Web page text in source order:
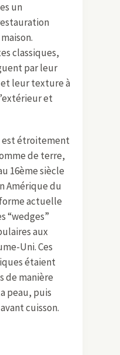
un
classiques,
par leur
leur texture à
et
est étroitement
de terre,
16ème siècle
Amérique du
actuelle
“wedges”
aux
Uni. Ces
étaient
de manière
peau, puis
cuisson.